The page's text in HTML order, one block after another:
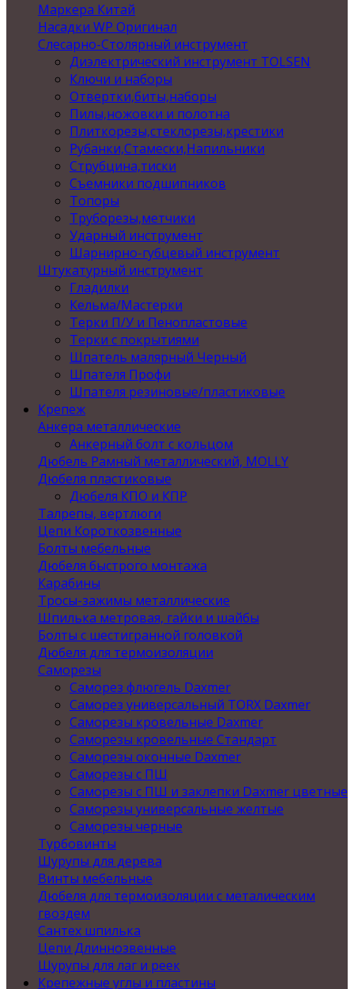
Маркера Китай
Насадки WP Оригинал
Слесарно-Столярный инструмент
Диэлектрический инструмент TOLSEN
Ключи и наборы
Отвертки,биты,наборы
Пилы,ножовки и полотна
Плиткорезы,стеклорезы,крестики
Рубанки,Стамески,Напильники
Струбцина,тиски
Съемники подшипников
Топоры
Труборезы,метчики
Ударный инструмент
Шарнирно-губцевый инструмент
Штукатурный инструмент
Гладилки
Кельма/Мастерки
Терки П/У и Пенопластовые
Терки с покрытиями
Шпатель малярный Черный
Шпателя Профи
Шпателя резиновые/пластиковые
Крепеж
Анкера металлические
Анкерный болт с кольцом
Дюбель Рамный металлический, MOLLY
Дюбеля пластиковые
Дюбеля КПО и КПР
Талрепы, вертлюги
Цепи Короткозвенные
Болты мебельные
Дюбеля быстрого монтажа
Карабины
Тросы-зажимы металлические
Шпилька метровая, гайки и шайбы
Болты с шестигранной головкой
Дюбеля для термоизоляции
Саморезы
Саморез флюгель Daxmer
Саморез универсальный TORX Daxmer
Саморезы кровельные Daxmer
Саморезы кровельные Стандарт
Саморезы оконные Daxmer
Саморезы с ПШ
Саморезы с ПШ и заклепки Daxmer цветные
Саморезы универсальные желтые
Саморезы черные
Турбовинты
Шурупы для дерева
Винты мебельные
Дюбеля для термоизоляции с металическим
гвоздем
Сантех шпилька
Цепи Длиннозвенные
Шурупы для лаг и реек
Крепежные углы и пластины